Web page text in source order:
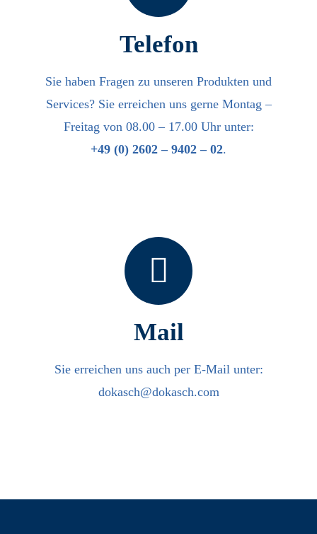
Telefon
Sie haben Fragen zu unseren Produkten und
Services? Sie erreichen uns gerne Montag –
Freitag von 08.00 – 17.00 Uhr unter:
+49 (0) 2602 – 9402 – 02.
Mail
Sie erreichen uns auch per E-Mail unter:
dokasch@dokasch.com